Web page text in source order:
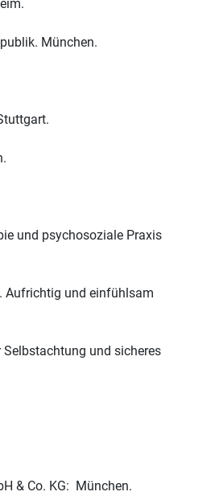
München.
und psychosoziale Praxis
Aufrichtig und einfühlsam
und sicheres
& Co. KG: München.